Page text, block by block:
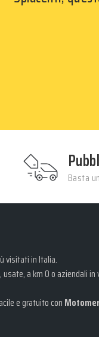
Basta
visitati in Italia.
a km 0 o aziendali
e gratuito con